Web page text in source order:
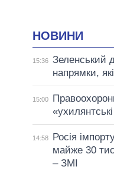
НОВИНИ
15:36 Зеленський
напрямки,
15:00
14:58
Росія
майже 30
– ЗМІ